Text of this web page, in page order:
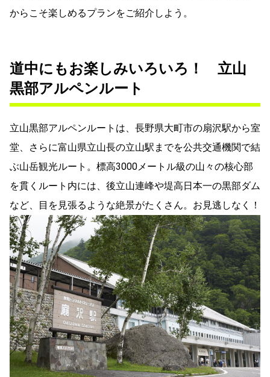
からこそ楽しめるプランをご紹介しよう。
道中にもお楽しみいろいろ！ 立山
黒部アルペンルート
立山黒部アルペンルートは、長野県大町市の扇沢駅から室
堂、さらに富山県立山長の立山駅までを公共交通機関で結
ぶ山岳観光ルート。標高3000メートル級の山々の核心部
を貫くルート内には、後立山連峰や堤高日本一の黒部ダム
など、目を見張るような絶景がたくさん。お見逃しなく！